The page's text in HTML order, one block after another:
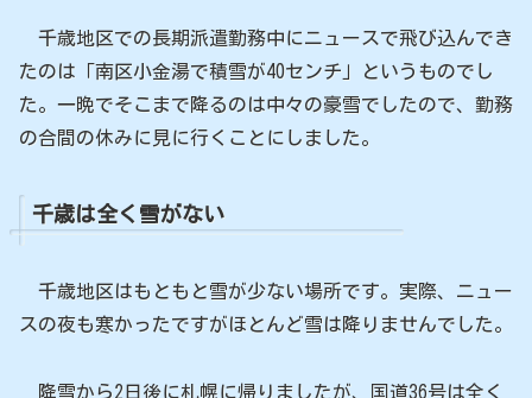
千歳地区での長期派遣勤務中にニュースで飛び込んでき
たのは「南区小金湯で積雪が40センチ」というものでし
た。一晩でそこまで降るのは中々の豪雪でしたので、勤務
の合間の休みに見に行くことにしました。
千歳は全く雪がない
千歳地区はもともと雪が少ない場所です。実際、ニュー
スの夜も寒かったですがほとんど雪は降りませんでした。
降雪から2日後に札幌に帰りましたが、国道36号は全く